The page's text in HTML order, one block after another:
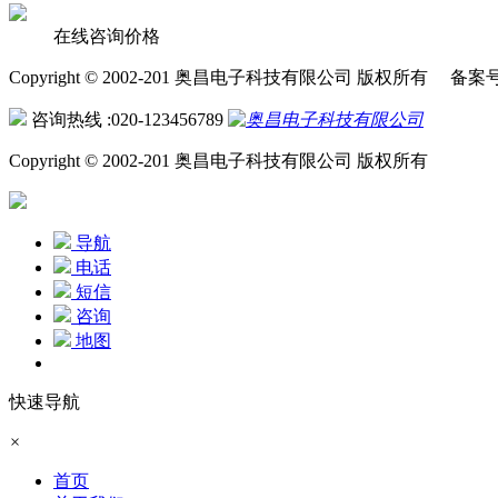
在线咨询价格
Copyright © 2002-201 奥昌电子科技有限公司 版权所有 备案
咨询热线 :020-123456789
Copyright © 2002-201 奥昌电子科技有限公司 版权所有
导航
电话
短信
咨询
地图
快速导航
×
首页